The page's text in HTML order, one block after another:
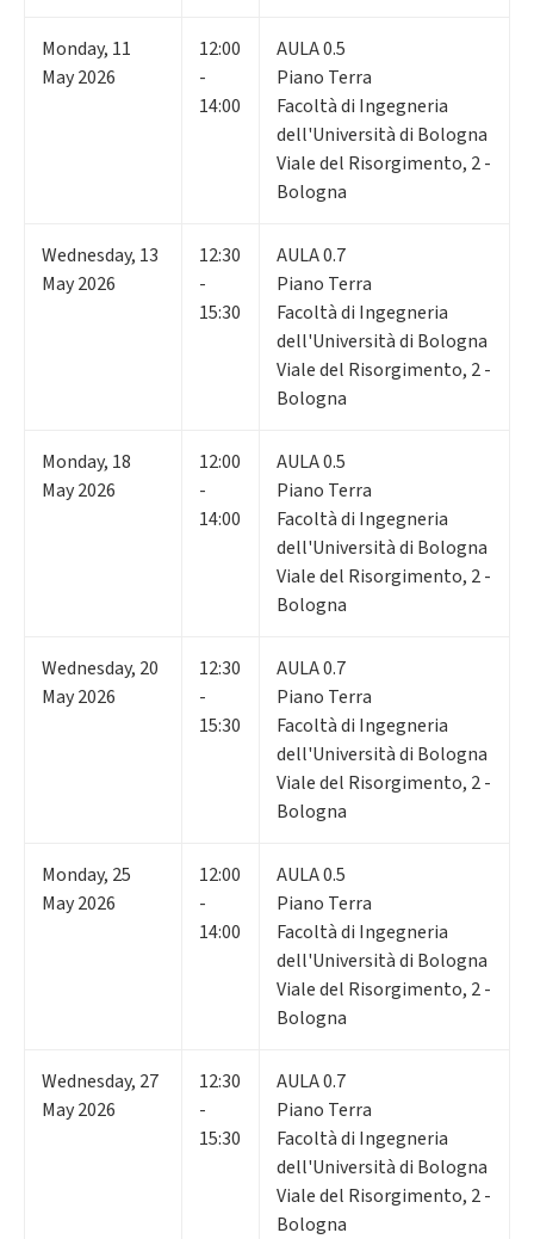
Monday, 11
May 2026
12:00
-
14:00
AULA 0.5
Piano Terra
Facoltà di Ingegneria
dell'Università di Bologna
Viale del Risorgimento, 2 -
Bologna
Wednesday, 13
May 2026
12:30
-
15:30
AULA 0.7
Piano Terra
Facoltà di Ingegneria
dell'Università di Bologna
Viale del Risorgimento, 2 -
Bologna
Monday, 18
May 2026
12:00
-
14:00
AULA 0.5
Piano Terra
Facoltà di Ingegneria
dell'Università di Bologna
Viale del Risorgimento, 2 -
Bologna
Wednesday, 20
May 2026
12:30
-
15:30
AULA 0.7
Piano Terra
Facoltà di Ingegneria
dell'Università di Bologna
Viale del Risorgimento, 2 -
Bologna
Monday, 25
May 2026
12:00
-
14:00
AULA 0.5
Piano Terra
Facoltà di Ingegneria
dell'Università di Bologna
Viale del Risorgimento, 2 -
Bologna
Wednesday, 27
May 2026
12:30
-
15:30
AULA 0.7
Piano Terra
Facoltà di Ingegneria
dell'Università di Bologna
Viale del Risorgimento, 2 -
Bologna